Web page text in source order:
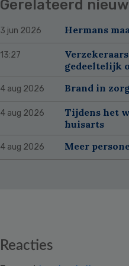
Gerelateerd
3 jun 2026 Hermans
13:27
gedeeltelijk
4 aug 2026 Brand in
4 aug 2026
Tijdens het
huisarts
4 aug 2026 Meer
Reacties